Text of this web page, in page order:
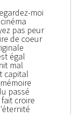
moi
pas peur
de coeur
égal
mal
capital
passé
croire